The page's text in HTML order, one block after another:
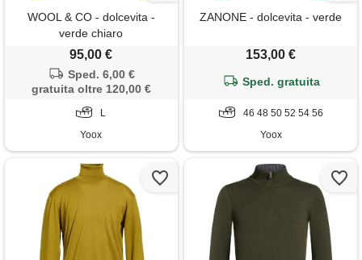
WOOL & CO - dolcevita -
verde chiaro
95,00 €
Sped. 6,00 €
gratuita oltre 120,00 €
L
Yoox
ZANONE - dolcevita - verde
153,00 €
Sped. gratuita
46 48 50 52 54 56
Yoox